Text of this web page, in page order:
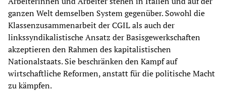
ganzen Welt demselben System gegenüber. Sowohl die
Klassenzusammenarbeit der CGIL als auch der
linkssyndikalistische Ansatz der Basisgewerkschaften
akzeptieren den Rahmen des kapitalistischen
Nationalstaats. Sie beschränken den Kampf auf
wirtschaftliche Reformen, anstatt für die politische Macht
zu kämpfen.